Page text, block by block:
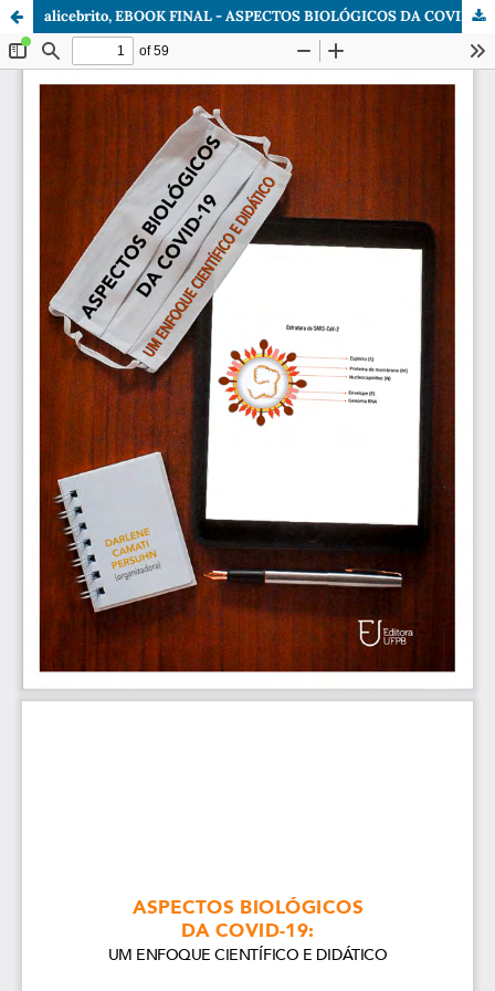
alicebrito, EBOOK FINAL - ASPECTOS BIOLÓGICOS DA COVID-19_16JUL2020.pdf